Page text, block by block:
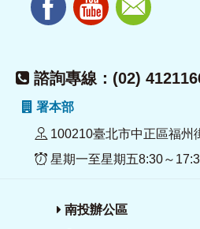
諮詢專線：(02)
署本部
100210臺北市中正區福州
星期一至星期五8:30～
南投辦公區